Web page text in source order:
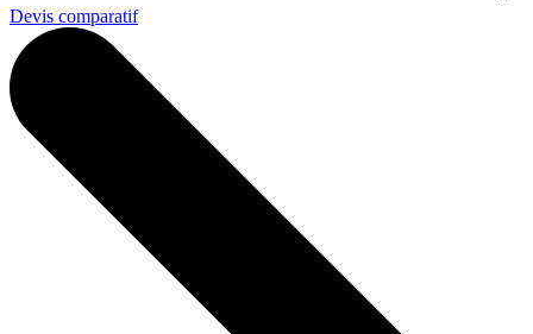
Devis comparatif